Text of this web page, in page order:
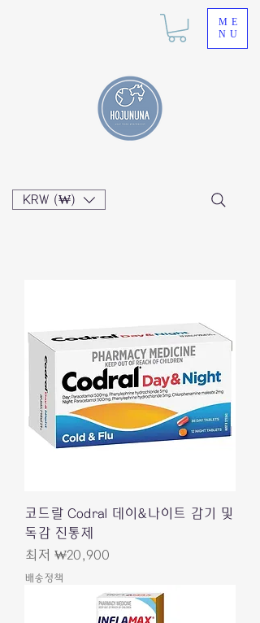
ME
NU
KRW (₩)
코드랄 Codral 데이&나이트 감기 및
독감 진통제
최저 ₩20,900
할인가
배송정책